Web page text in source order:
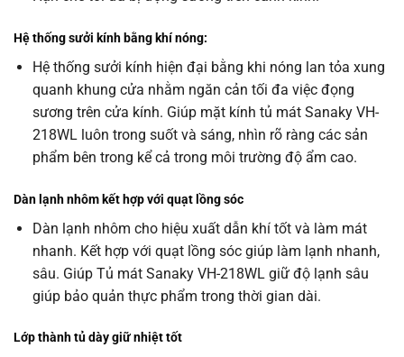
Hệ thống sưởi kính bằng khí nóng:
Hệ thống sưởi kính hiện đại bằng khi nóng lan tỏa xung
quanh khung cửa nhằm ngăn cản tối đa việc đọng
sương trên cửa kính. Giúp mặt kính tủ mát Sanaky VH-
218WL luôn trong suốt và sáng, nhìn rõ ràng các sản
phẩm bên trong kể cả trong môi trường độ ẩm cao.
Dàn lạnh nhôm kết hợp với quạt lồng sóc
Dàn lạnh nhôm cho hiệu xuất dẫn khí tốt và làm mát
nhanh. Kết hợp với quạt lồng sóc giúp làm lạnh nhanh,
sâu. Giúp Tủ mát Sanaky VH-218WL giữ độ lạnh sâu
giúp bảo quản thực phẩm trong thời gian dài.
Lớp thành tủ dày giữ nhiệt tốt